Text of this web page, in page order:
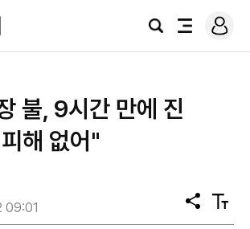
검
전
로
그
불, 9시간 만에 진
해 없어"
09:01
공
유
텍
스